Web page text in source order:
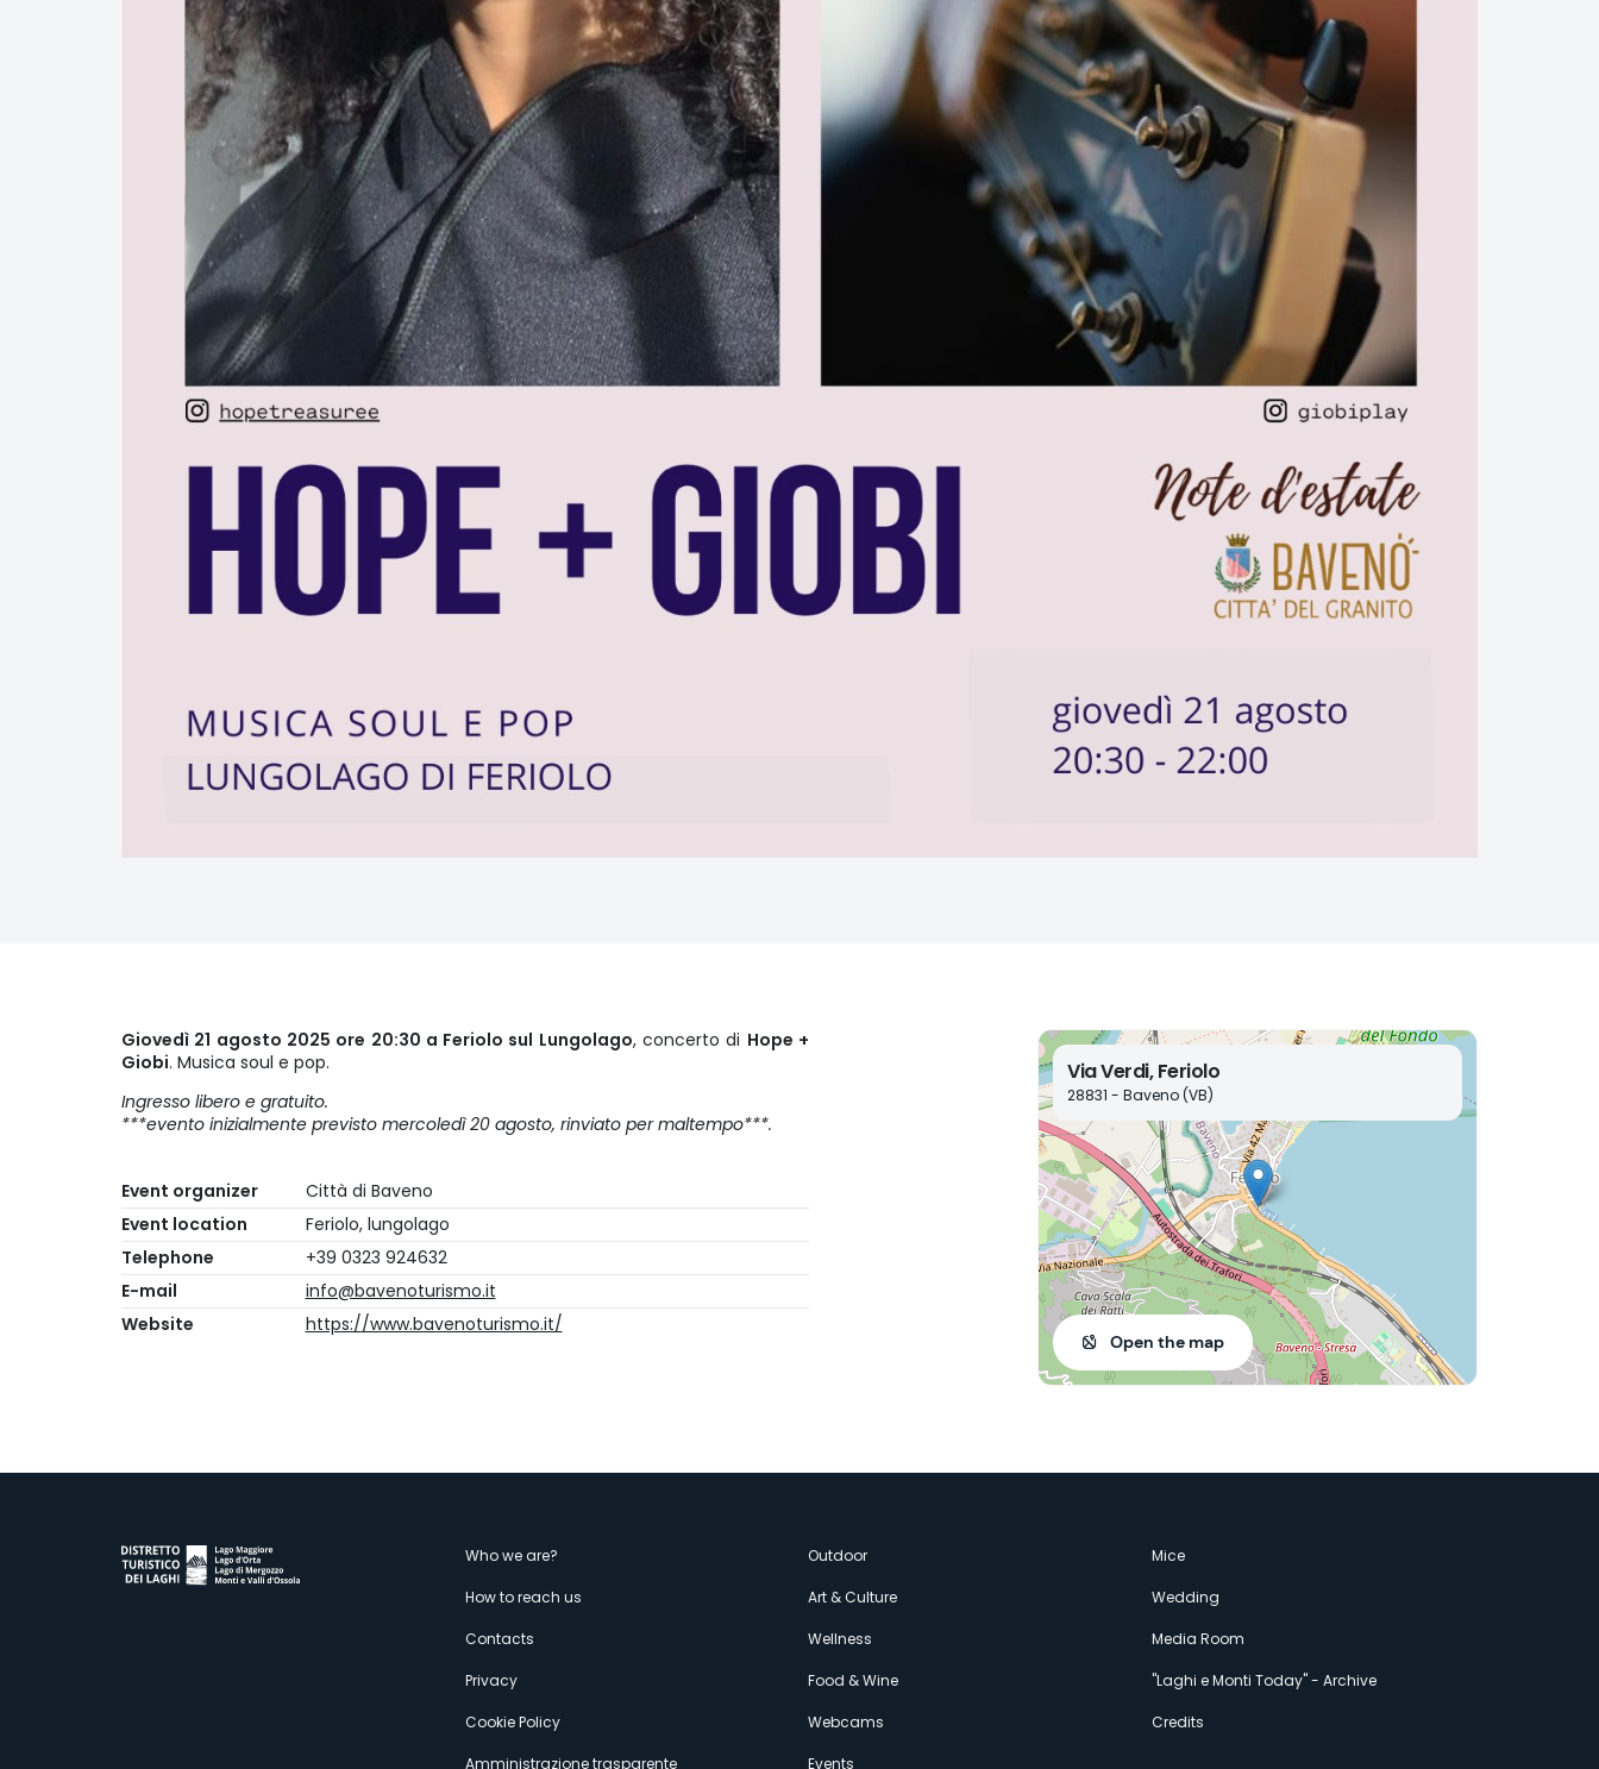
Giovedì 21 agosto 2025 ore 20:30 a Feriolo sul Lungolago, concerto di Hope +
Giobi. Musica soul e pop.
Ingresso libero e gratuito.
***evento inizialmente previsto mercoledì 20 agosto, rinviato per maltempo***.
Event organizer
Città di Baveno
Event location
Feriolo, lungolago
Telephone
+39 0323 924632
E-mail
info@bavenoturismo.it
Website
https://www.bavenoturismo.it/
Via Verdi, Feriolo
28831 - Baveno (VB)
Open the map
Menù
secondario
Who we are?
How to reach us
Contacts
Privacy
Cookie Policy
Amministrazione trasparente
Outdoor
Art & Culture
Wellness
Food & Wine
Webcams
Events
Mice
Wedding
Media Room
"Laghi e Monti Today" - Archive
Credits